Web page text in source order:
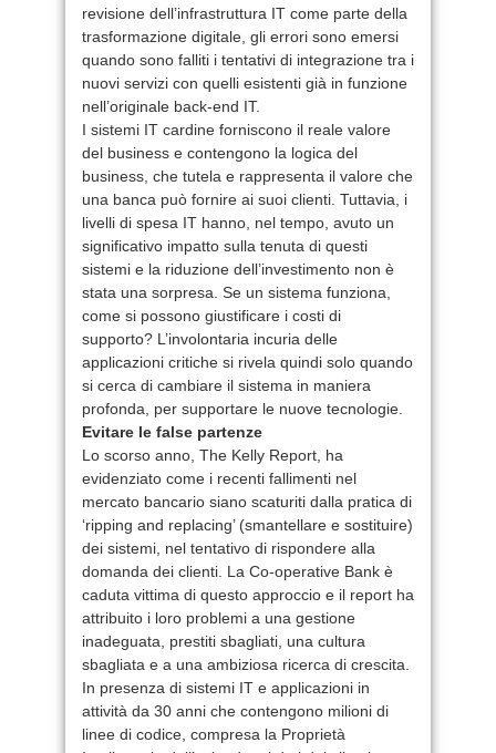
revisione dell’infrastruttura IT come parte della
trasformazione digitale, gli errori sono emersi
quando sono falliti i tentativi di integrazione tra i
nuovi servizi con quelli esistenti già in funzione
nell’originale back-end IT.
I sistemi IT cardine forniscono il reale valore
del business e contengono la logica del
business, che tutela e rappresenta il valore che
una banca può fornire ai suoi clienti. Tuttavia, i
livelli di spesa IT hanno, nel tempo, avuto un
significativo impatto sulla tenuta di questi
sistemi e la riduzione dell’investimento non è
stata una sorpresa. Se un sistema funziona,
come si possono giustificare i costi di
supporto? L’involontaria incuria delle
applicazioni critiche si rivela quindi solo quando
si cerca di cambiare il sistema in maniera
profonda, per supportare le nuove tecnologie.
Evitare le false partenze
Lo scorso anno, The Kelly Report, ha
evidenziato come i recenti fallimenti nel
mercato bancario siano scaturiti dalla pratica di
‘ripping and replacing’ (smantellare e sostituire)
dei sistemi, nel tentativo di rispondere alla
domanda dei clienti. La Co-operative Bank è
caduta vittima di questo approccio e il report ha
attribuito i loro problemi a una gestione
inadeguata, prestiti sbagliati, una cultura
sbagliata e a una ambiziosa ricerca di crescita.
In presenza di sistemi IT e applicazioni in
attività da 30 anni che contengono milioni di
linee di codice, compresa la Proprietà